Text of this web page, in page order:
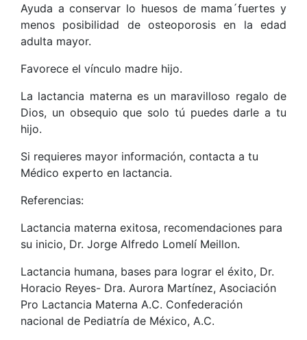
Ayuda a conservar lo huesos de mama´fuertes y
menos posibilidad de osteoporosis en la edad
adulta mayor.
Favorece el vínculo madre hijo.
La lactancia materna es un maravilloso regalo de
Dios, un obsequio que solo tú puedes darle a tu
hijo.
Si requieres mayor información, contacta a tu
Médico experto en lactancia.
Referencias:
Lactancia materna exitosa, recomendaciones para
su inicio, Dr. Jorge Alfredo Lomelí Meillon.
Lactancia humana, bases para lograr el éxito, Dr.
Horacio Reyes- Dra. Aurora Martínez, Asociación
Pro Lactancia Materna A.C. Confederación
nacional de Pediatría de México, A.C.